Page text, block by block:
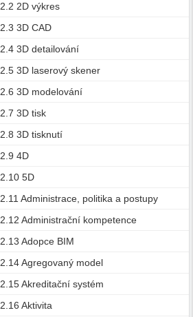
2.2 2D výkres
2.3 3D CAD
2.4 3D detailování
2.5 3D laserový skener
2.6 3D modelování
2.7 3D tisk
2.8 3D tisknutí
2.9 4D
2.10 5D
2.11 Administrace, politika a postupy
2.12 Administrační kompetence
2.13 Adopce BIM
2.14 Agregovaný model
2.15 Akreditační systém
2.16 Aktivita